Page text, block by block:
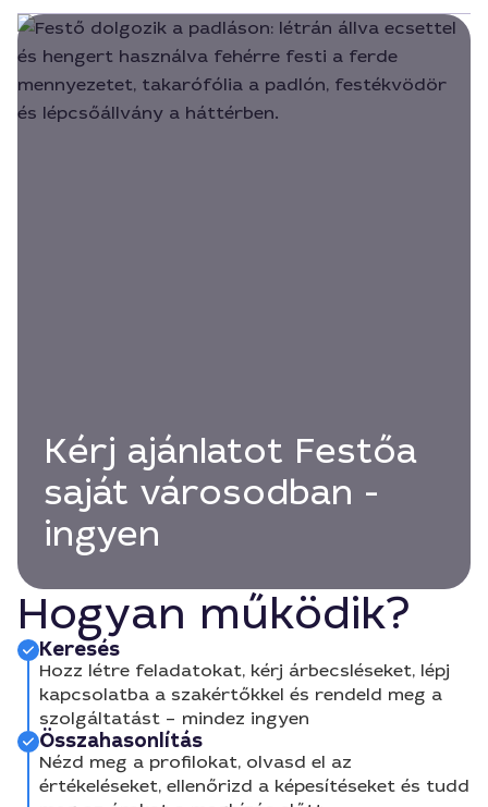
Kérj ajánlatot Festőa
saját városodban -
ingyen
Hogyan működik?
Keresés
Hozz létre feladatokat, kérj árbecsléseket, lépj
kapcsolatba a szakértőkkel és rendeld meg a
szolgáltatást – mindez ingyen
Összahasonlítás
Nézd meg a profilokat, olvasd el az
értékeléseket, ellenőrizd a képesítéseket és tudd